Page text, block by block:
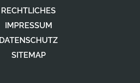
RECHTLICHES
IMPRESSUM
DATENSCHUTZ
SITEMAP